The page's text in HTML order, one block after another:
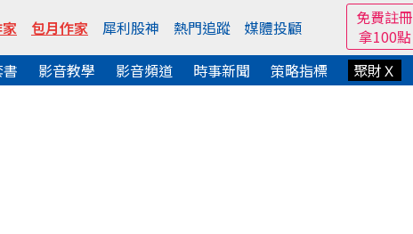
包月作家 犀利股神 熱門追蹤 媒體投顧
免費註冊
拿100點
影音教學 影音頻道 時事新聞 策略指標 聚財Ｘ